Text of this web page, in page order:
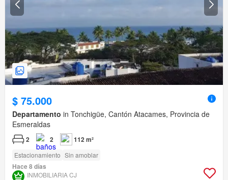
$ 75.000
Departamento in Tonchigüe, Cantón Atacames, Provincia de
Esmeraldas
2 2 112 m²
Estacionamiento Sin amoblar
Hace 8 días
INMOBILIARIA CJ